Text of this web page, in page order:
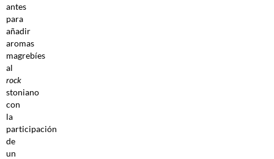
antes
para
añadir
aromas
magrebíes
al
rock
stoniano
con
la
participación
de
un